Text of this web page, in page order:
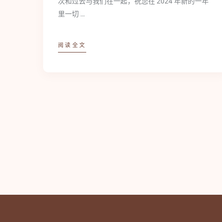
里一切 …
阅读全文